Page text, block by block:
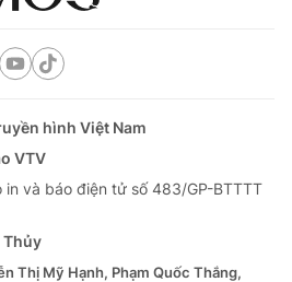
hình Việt Nam
VTV
và báo điện tử số 483/GP-BTTTT
Thủy
Thị Mỹ Hạnh, Phạm Quốc Thắng,